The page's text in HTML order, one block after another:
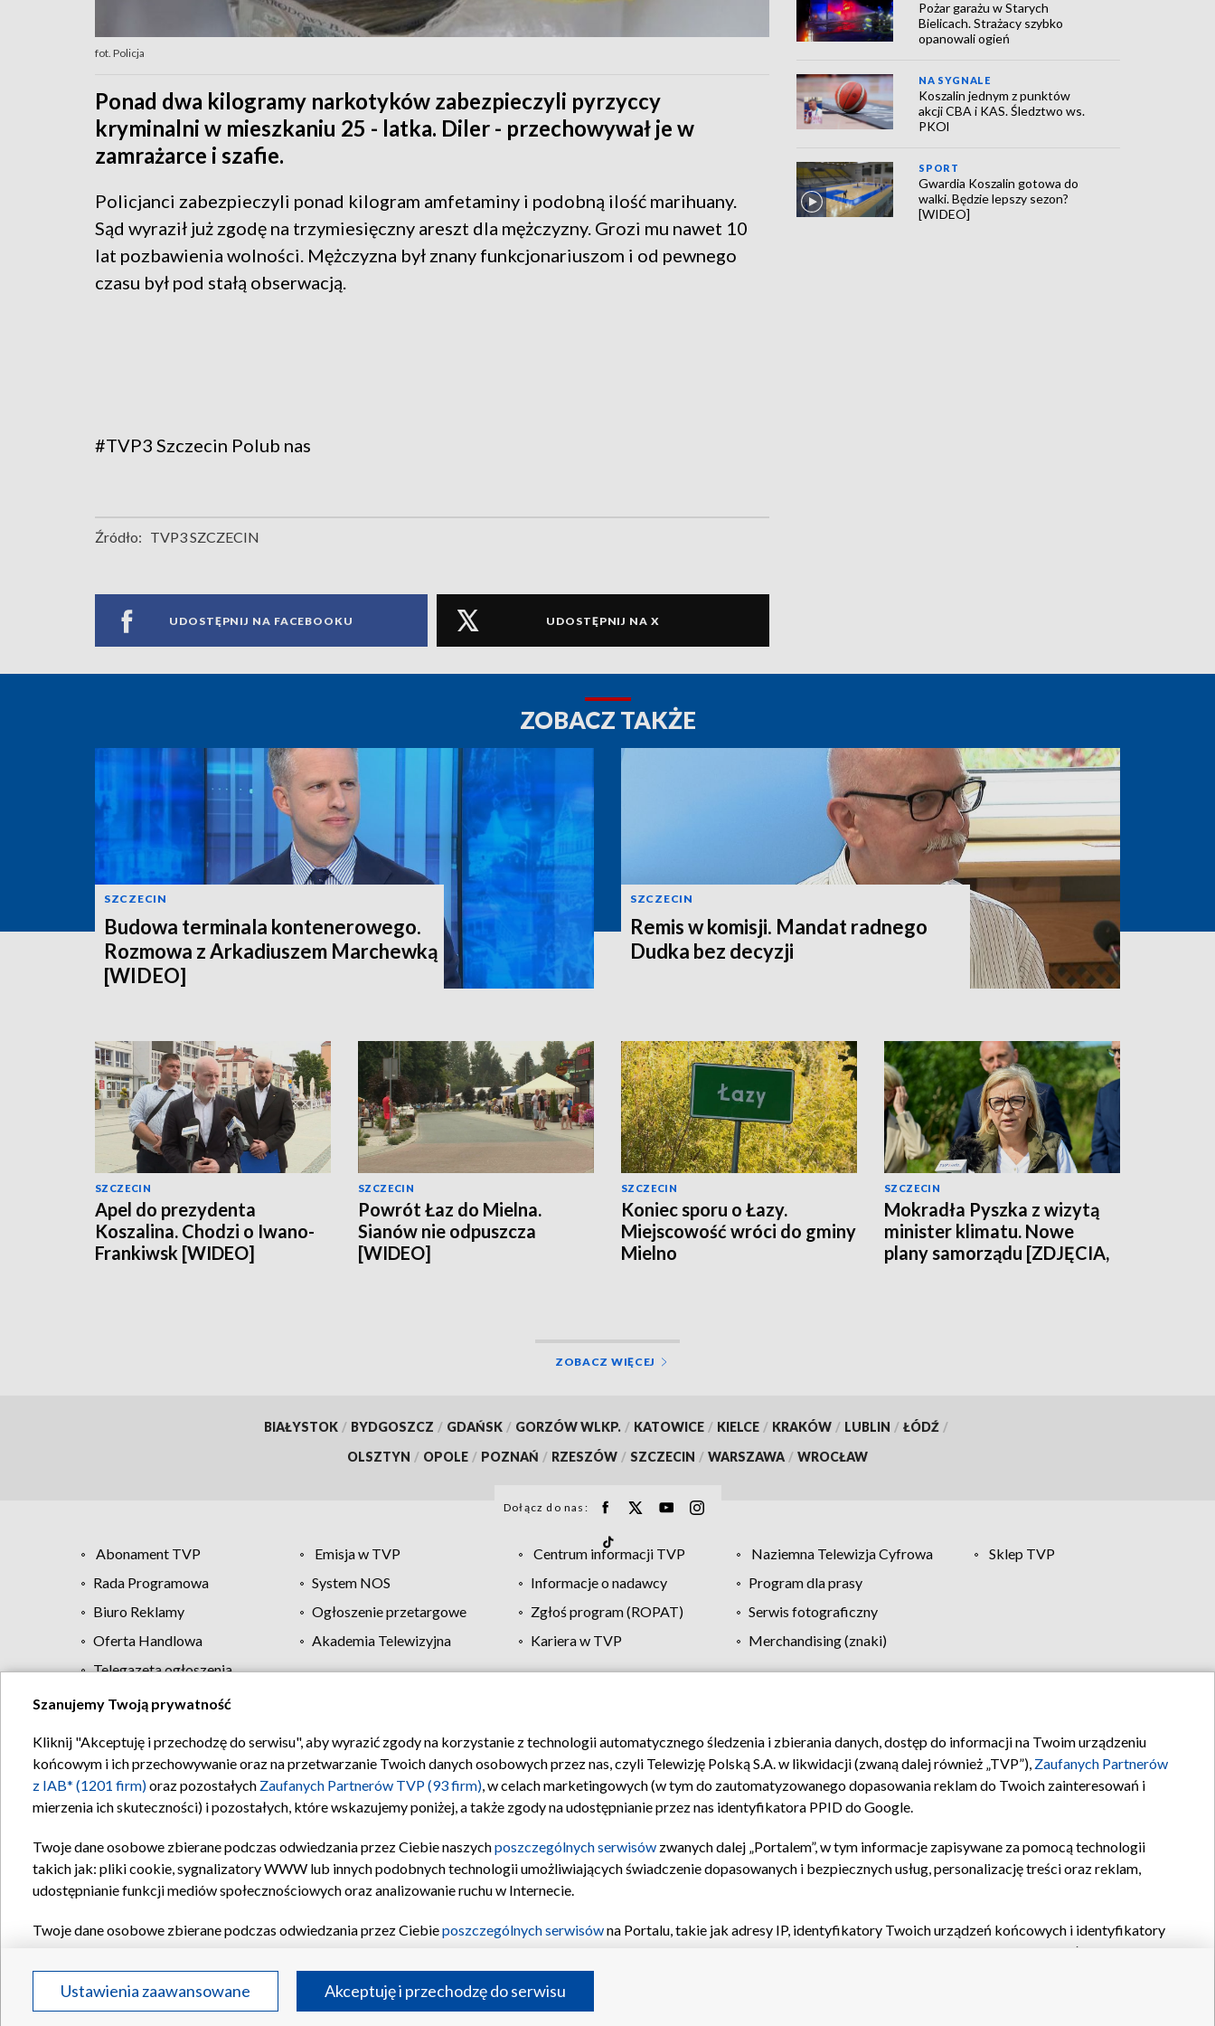
fot. Policja
Ponad dwa kilogramy narkotyków zabezpieczyli pyrzyccy
kryminalni w mieszkaniu 25 - latka. Diler - przechowywał je w
zamrażarce i szafie.
Policjanci zabezpieczyli ponad kilogram amfetaminy i podobną ilość marihuany.
Sąd wyraził już zgodę na trzymiesięczny areszt dla mężczyzny. Grozi mu nawet 10
lat pozbawienia wolności. Mężczyzna był znany funkcjonariuszom i od pewnego
czasu był pod stałą obserwacją.
#TVP3 Szczecin Polub nas
Źródło: TVP3 SZCZECIN
UDOSTĘPNIJ NA FACEBOOKU UDOSTĘPNIJ NA X
Pożar garażu w Starych
Bielicach. Strażacy szybko
opanowali ogień
NA SYGNALE
Koszalin jednym z punktów
akcji CBA i KAS. Śledztwo ws.
PKOl
SPORT
Gwardia Koszalin gotowa do
walki. Będzie lepszy sezon?
[WIDEO]
ZOBACZ TAKŻE
SZCZECIN
Budowa terminala kontenerowego.
Rozmowa z Arkadiuszem Marchewką
[WIDEO]
SZCZECIN
Remis w komisji. Mandat radnego
Dudka bez decyzji
SZCZECIN
Apel do prezydenta
Koszalina. Chodzi o Iwano-
Frankiwsk [WIDEO]
SZCZECIN
Powrót Łaz do Mielna.
Sianów nie odpuszcza
[WIDEO]
SZCZECIN
Koniec sporu o Łazy.
Miejscowość wróci do gminy
Mielno
SZCZECIN
Mokradła Pyszka z wizytą
minister klimatu. Nowe
plany samorządu [ZDJĘCIA,
ZOBACZ WIĘCEJ
BIAŁYSTOK / BYDGOSZCZ / GDAŃSK / GORZÓW WLKP. / KATOWICE / KIELCE / KRAKÓW / LUBLIN / ŁÓDŹ /
OLSZTYN / OPOLE / POZNAŃ / RZESZÓW / SZCZECIN / WARSZAWA / WROCŁAW
Dołącz do nas:
Abonament TVP Emisja w TVP Centrum informacji TVP Naziemna Telewizja Cyfrowa
Sklep TVP
Rada Programowa
System NOS Informacje o nadawcy
Program dla prasy
Biuro Reklamy
Ogłoszenie przetargowe Zgłoś program (ROPAT)
Serwis fotograficzny
Oferta Handlowa
Akademia Telewizyjna Kariera w TVP
Merchandising (znaki)
Telegazeta ogłoszenia
Regulamin TVP Polityka prywatności Moje zgody Pomoc Biuro reklamy Kontakt
Szanujemy Twoją prywatność
Kliknij "Akceptuję i przechodzę do serwisu", aby wyrazić zgody na korzystanie z technologii automatycznego śledzenia i zbierania danych, dostęp do informacji na Twoim urządzeniu
końcowym i ich przechowywanie oraz na przetwarzanie Twoich danych osobowych przez nas, czyli Telewizję Polską S.A. w likwidacji (zwaną dalej również „TVP”), Zaufanych Partnerów
z IAB* (1201 firm)oraz pozostałych Zaufanych Partnerów TVP (93 firm), w celach marketingowych (w tym do zautomatyzowanego dopasowania reklam do Twoich zainteresowań i
mierzenia ich skuteczności) i pozostałych, które wskazujemy poniżej, a także zgody na udostępnianie przez nas identyfikatora PPID do Google.
Twoje dane osobowe zbierane podczas odwiedzania przez Ciebie naszychposzczególnych serwisów zwanych dalej „Portalem”, w tym informacje zapisywane za pomocą technologii
takich jak: pliki cookie, sygnalizatory WWW lub innych podobnych technologii umożliwiających świadczenie dopasowanych i bezpiecznych usług, personalizację treści oraz reklam,
udostępnianie funkcji mediów społecznościowych oraz analizowanie ruchu w Internecie.
Twoje dane osobowe zbierane podczas odwiedzania przez Ciebieposzczególnych serwisówna Portalu, takie jak adresy IP, identyfikatory Twoich urządzeń końcowych i identyfikatory
oraz pozostałych
Partnerów TVPdla realizacji następujących celów i funkcji: przechowywania informacji na urządzeniu lub dostęp do nich, wyboru podstawowych reklam, wyboru spersonalizowanych
reklam, tworzenia profilu spersonalizowanych reklam, tworzenia profilu spersonalizowanych treści, wyboru spersonalizowanych treści, pomiaru wydajności reklam, pomiaru wydajności
treści, stosowania badań rynkowych w celu generowania opinii odbiorców, opracowywania i ulepszania produktów, zapewnienia bezpieczeństwa, zapobiegania oszustwom i usuwania
Ustawienia zaawansowane Akceptuję i przechodzę do serwisu